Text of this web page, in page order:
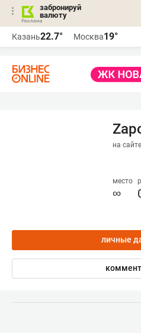
забронируй
валюту
Казань22.7° Москва19°
на
место
∞
личные